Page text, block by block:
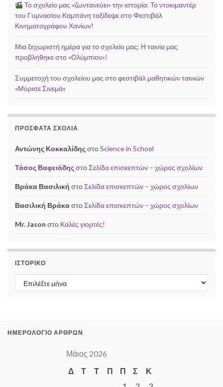
Το σχολείο μας «ζωντανεύει» την ιστορία: Το ντοκιμαντέρ
του Γυμνασίου Καμπάνη ταξίδεψε στο Φεστιβάλ
Κινηματογράφου Χανίων!
Μια ξεχωριστή ημέρα για το σχολείο μας: Η ταινία μας
προβλήθηκε στο «Ολύμπιον»!
Συμμετοχή του σχολείου μας στο φεστιβάλ μαθητικών ταινιών
«Μύρισε Σινεμά»
ΠΡΌΣΦΑΤΑ ΣΧΌΛΙΑ
Αντώνης ΚοκκαλίδηςστοScience in School
Τάσος ΒαφειάδηςστοΣελίδα επισκεπτών – χώρος σχολίων
Βράκα Βασιλική στοΣελίδα επισκεπτών – χώρος σχολίων
Βασιλική ΒράκαστοΣελίδα επισκεπτών – χώρος σχολίων
Mr. Jason στο Καλές γιορτές!
ΙΣΤΟΡΙΚΌ
Ιστορικό
ΗΜΕΡΟΛΟΓΙΟ ΑΡΘΡΩΝ
Μάιος 2026
Δ
Τ Τ Π Π Σ
Κ